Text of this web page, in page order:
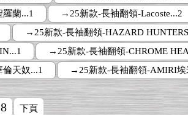
蘭...1
→25新款-長袖翻領-Lacoste...2
→25新款-長袖翻領-HAZARD
→25新款-長袖翻領-CHROME
天奴...1 →25新款-長袖翻領-AMIRI埃
8 下頁